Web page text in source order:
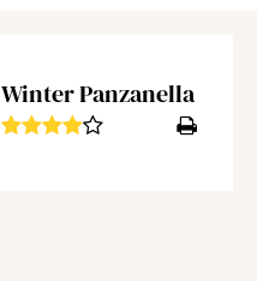
Winter Panzanella